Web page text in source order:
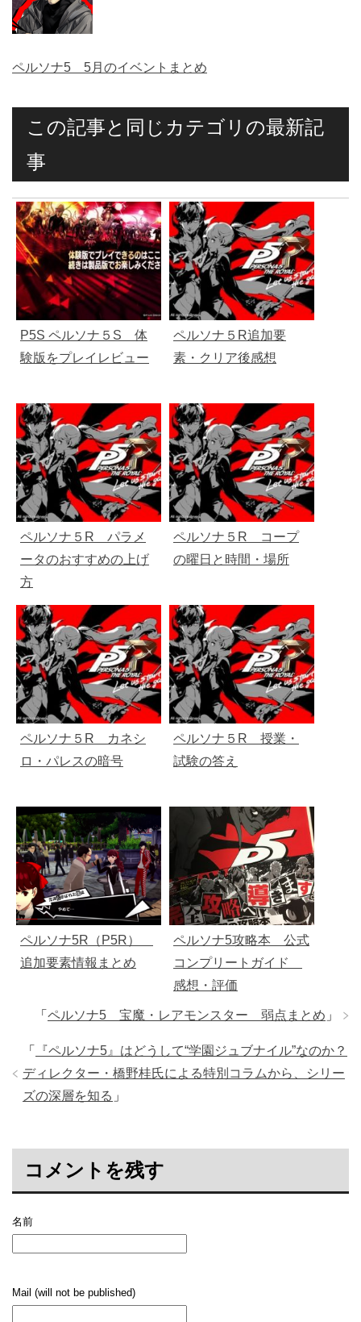
ペルソナ5 5月のイベントまとめ
この記事と同じカテゴリの最新記
事
P5S ペルソナ５S 体
験版をプレイレビュー
ペルソナ５R追加要
素・クリア後感想
ペルソナ５R パラメ
ータのおすすめの上げ
方
ペルソナ５R コープ
の曜日と時間・場所
ペルソナ５R カネシ
ロ・パレスの暗号
ペルソナ５R 授業・
試験の答え
ペルソナ5R（P5R）
追加要素情報まとめ
ペルソナ5攻略本 公式
コンプリートガイド
感想・評価
「 ペルソナ5 宝魔・レアモンスター 弱点まとめ 」
「
『ペルソナ5』はどうして“学園ジュブナイル”なのか？
ディレクター・橋野桂氏による特別コラムから、シリー
ズの深層を知る 」
コメントを残す
名前
Mail (will not be published)